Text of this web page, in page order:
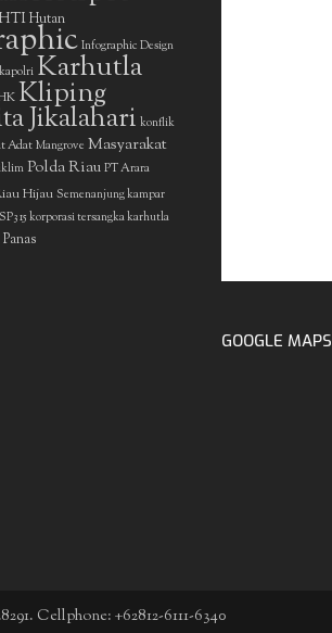
Hutan
Infographic Design
kapolri Karhutla
Kliping
Jikalahari konflik
Adat Mangrove Masyarakat
Polda Riau PT Arara
Hijau Semenanjung kampar
SP3 15 korporasi tersangka karhutla
GOOGLE MAPS
Cellphone: +62812-6111-6340